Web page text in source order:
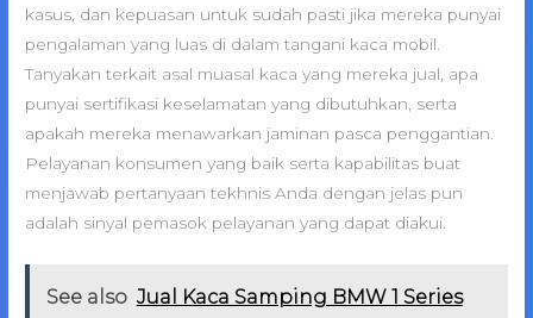
kasus, dan kepuasan untuk sudah pasti jika mereka punyai
pengalaman yang luas di dalam tangani kaca mobil.
Tanyakan terkait asal muasal kaca yang mereka jual, apa
punyai sertifikasi keselamatan yang dibutuhkan, serta
apakah mereka menawarkan jaminan pasca penggantian.
Pelayanan konsumen yang baik serta kapabilitas buat
menjawab pertanyaan tekhnis Anda dengan jelas pun
adalah sinyal pemasok pelayanan yang dapat diakui.
See also Jual Kaca Samping BMW 1 Series